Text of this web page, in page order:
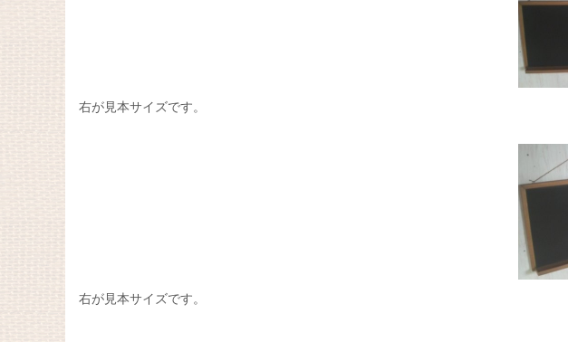
右が見本サイズです。
右が見本サイズです。